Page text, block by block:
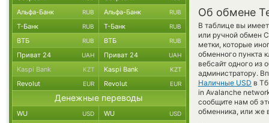
Об обмене
В таблице вы
или ручной обмен
метки, которые
обменного пункта
вебсайт одного из
администратору.
Наличные USD в
in Avalanche
сообщите нам об
обменника, или же
Альфа-Банк RUB Альфа-Банк RUB
Т-Банк RUB Т-Банк RUB
ВТБ RUB ВТБ RUB
Приват 24 UAH Приват 24 UAH
Kaspi Bank KZT Kaspi Bank KZT
Revolut EUR Revolut EUR
Денежные переводы
WU USD WU USD